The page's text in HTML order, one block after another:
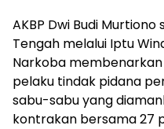
AKBP Dwi Budi
Tengah melalui Iptu
Narkoba
pelaku tindak pidana
sabu-sabu yang
kontrakan bersama 27